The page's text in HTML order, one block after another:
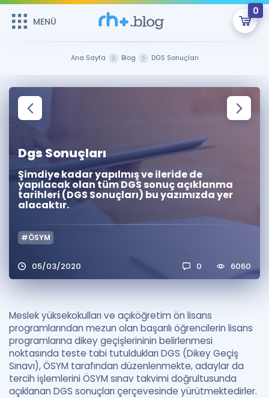
MENÜ
0
Şifremi Hatırlamıyorum
ÜYE DEĞİLİM
Sepetin Şu An Boş.
Remzi Hoca ile seni sınava hazırlayacak onlarca eğitim seni
MENÜ
Çalışma Paketleri
Katılımcı Görüşleri
Faydalı Araçlar
Ücretsiz Kaynaklar
Puan Hesaplama
ÖSYM Sınav Takvimi
Kampanyalar
Blog
İngilizce Gramer
Hakkımızda
Soru & Cevap
Ana Sayfa Blog DGS Sonuçları
Dgs Sonuçları
Şimdiye kadar yapılmış ve ileride de
yapılacak olan tüm DGS sonuç açıklanma
tarihleri (DGS Sonuçları) bu yazımızda yer
alacaktır.
#ÖSYM
05/03/2020 0 6060
Meslek yüksekokulları ve açıköğretim ön lisans
programlarından mezun olan başarılı öğrencilerin lisans
programlarına dikey geçişlerininin belirlenmesi
noktasında teste tabi tutuldukları DGS (Dikey Geçiş
Sınavı), ÖSYM tarafından düzenlenmekte, adaylar da
tercih işlemlerini ÖSYM sınav takvimi doğrultusunda
açıklanan DGS sonuçları çerçevesinde yürütmektedirler.